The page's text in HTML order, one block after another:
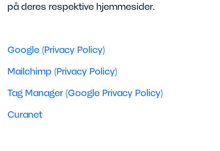
på deres respektive hjemmesider.
Google (Privacy Policy)
Mailchimp (Privacy Policy)
Tag Manager (Google Privacy Policy)
Curanet